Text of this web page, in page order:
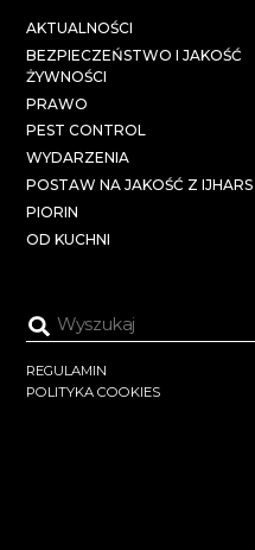
AKTUALNOŚCI
BEZPIECZEŃSTWO I JAKOŚĆ
ŻYWNOŚCI
PRAWO
PEST CONTROL
WYDARZENIA
POSTAW NA JAKOŚĆ Z IJHARS
PIORIN
OD KUCHNI
REGULAMIN
POLITYKA COOKIES